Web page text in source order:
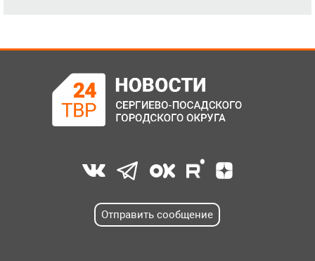
Отправить сообщение